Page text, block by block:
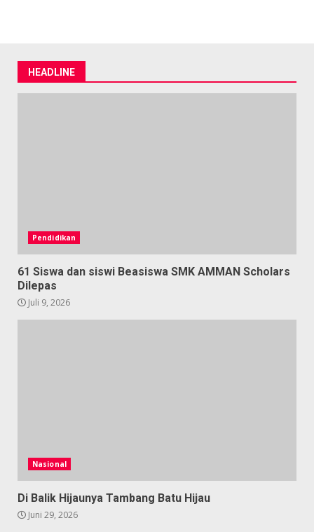
HEADLINE
Pendidikan
61 Siswa dan siswi Beasiswa SMK AMMAN Scholars
Dilepas
Juli 9, 2026
Nasional
Di Balik Hijaunya Tambang Batu Hijau
Juni 29, 2026